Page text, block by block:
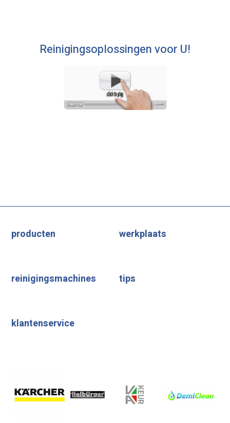
Reinigingsoplossingen voor U!
producten werkplaats
reinigingsmachines tips
klantenservice